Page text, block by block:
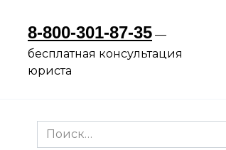
8-800-301-87-35 —
бесплатная консультация
юриста
Search
for: